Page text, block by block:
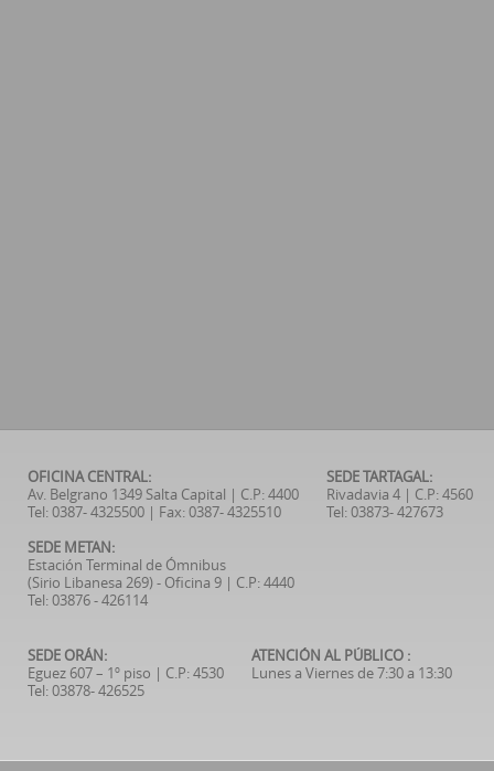
OFICINA CENTRAL:
Av. Belgrano 1349 Salta Capital | C.P: 4400
Tel: 0387- 4325500 | Fax: 0387- 4325510
SEDE METAN:
Estación Terminal de Ómnibus
(Sirio Libanesa 269) - Oficina 9 | C.P: 4440
Tel: 03876 - 426114
SEDE TARTAGAL:
Rivadavia 4 | C.P: 4560
Tel: 03873- 427673
SEDE ORÁN:
Eguez 607 – 1º piso | C.P: 4530
Tel: 03878- 426525
ATENCIÓN AL PÚBLICO :
Lunes a Viernes de 7:30 a 13:30